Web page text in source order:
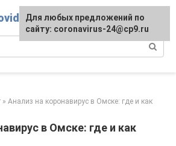
19
» Анализ на коронавирус в Омске: где и как
в Омске: где и как
Для любых предложений по
сайту: coronavirus-24@cp9.ru